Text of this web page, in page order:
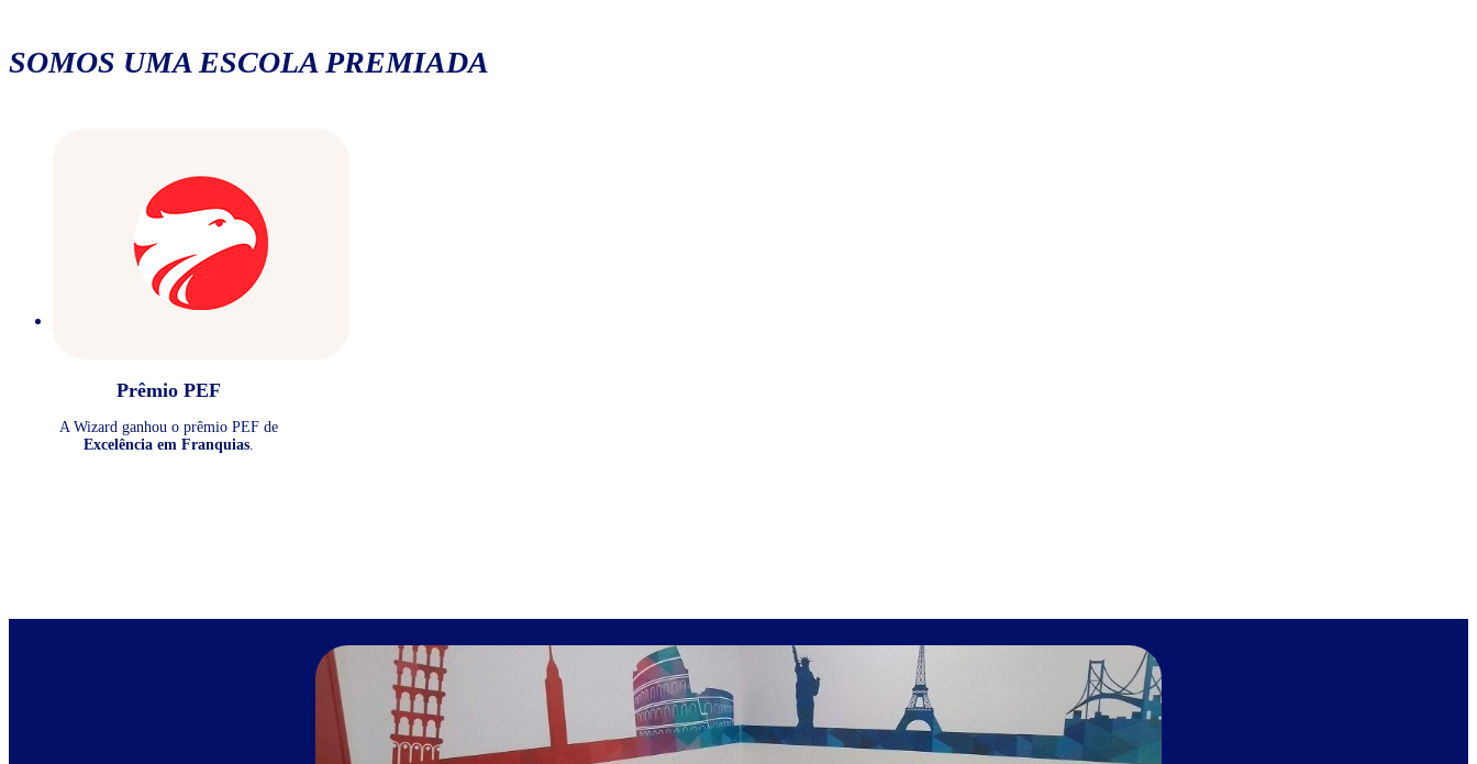
SOMOS UMA ESCOLA PREMIADA
Prêmio PEF
A Wizard ganhou o prêmio PEF de
Excelência em Franquias.